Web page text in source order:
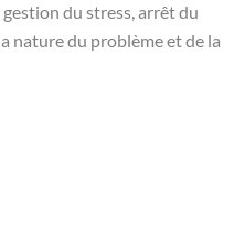
du stress, arrêt du
nature du problème et de la